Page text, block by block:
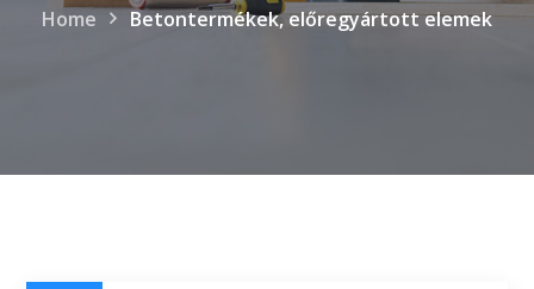
Home Betontermékek, előregyártott elemek